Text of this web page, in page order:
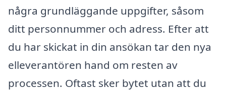
några grundläggande uppgifter, såsom
ditt personnummer och adress. Efter att
du har skickat in din ansökan tar den nya
elleverantören hand om resten av
processen. Oftast sker bytet utan att du